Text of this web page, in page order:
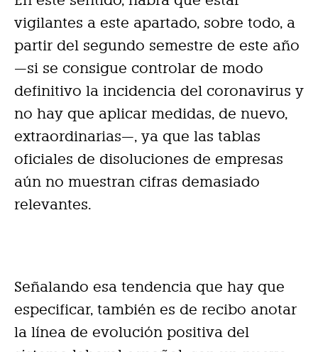
vigilantes a este apartado, sobre todo, a
partir del segundo semestre de este año
—si se consigue controlar de modo
definitivo la incidencia del coronavirus y
no hay que aplicar medidas, de nuevo,
extraordinarias—, ya que las tablas
oficiales de disoluciones de empresas
aún no muestran cifras demasiado
relevantes.
Señalando esa tendencia que hay que
especificar, también es de recibo anotar
la línea de evolución positiva del